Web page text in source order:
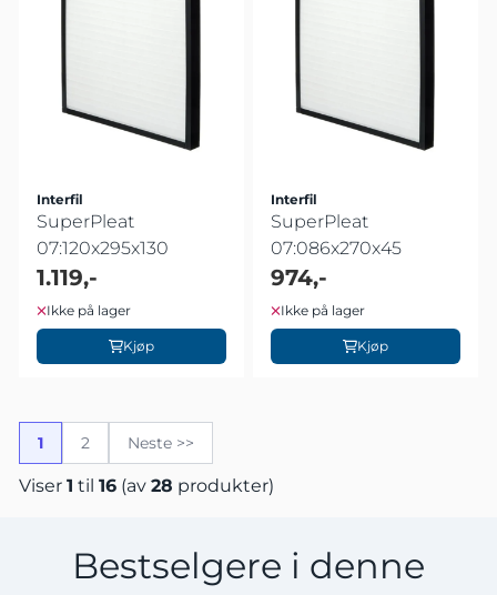
Interfil
SuperPleat
07:120x295x130
1.119,-
Ikke på lager
Kjøp
Interfil
SuperPleat
07:086x270x45
974,-
Ikke på lager
Kjøp
1 2 Neste >>
Viser 1 til 16(av 28 produkter)
Bestselgere i denne